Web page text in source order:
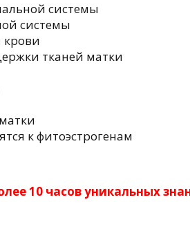
системы
системы
крови
тканей матки
к фитоэстрогенам
10 часов уникальных